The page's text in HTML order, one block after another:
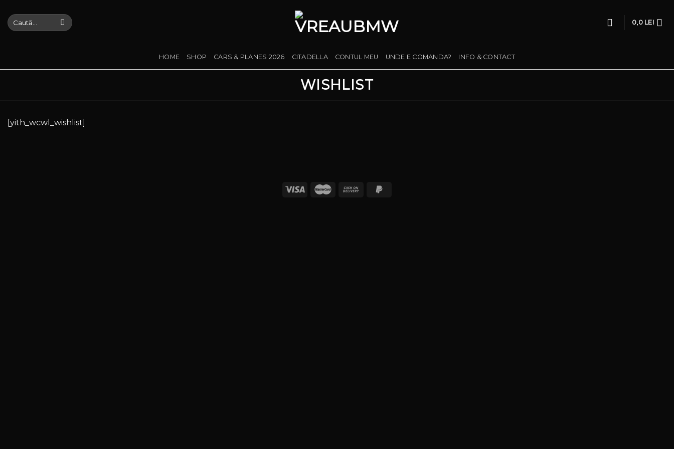
to
content
Caută
după:
0,0 LEI
HOME SHOP CARS & PLANES 2026 CITADELLA CONTUL MEU UNDE E COMANDA? INFO & CONTACT
WISHLIST
[yith_wcwl_wishlist]